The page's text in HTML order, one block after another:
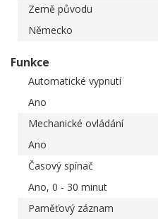
Země původu
Německo
Funkce
Automatické vypnutí
Ano
Mechanické ovládání
Ano
Časový spínač
Ano, 0 - 30 minut
Paměťový záznam